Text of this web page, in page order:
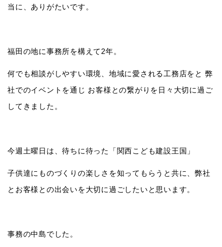
当に、ありがたいです。
福田の地に事務所を構えて2年。
何でも相談がしやすい環境、地域に愛される工務店をと 弊
社でのイベントを通じ お客様との繋がりを日々大切に過ご
してきました。
今週土曜日は、待ちに待った「関西こども建設王国」
子供達にものづくりの楽しさを知ってもらうと共に、弊社
とお客様との出会いを大切に過ごしたいと思います。
事務の中島でした。